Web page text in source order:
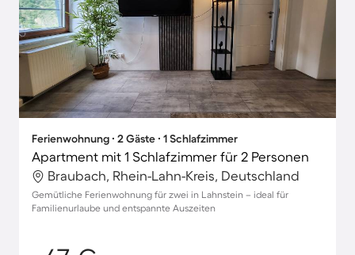
Ferienwohnung ∙ 2 Gäste ∙ 1 Schlafzimmer
Apartment mit 1 Schlafzimmer für 2 Personen
Braubach, Rhein-Lahn-Kreis, Deutschland
Gemütliche Ferienwohnung für zwei in Lahnstein – ideal für
Familienurlaube und entspannte Auszeiten